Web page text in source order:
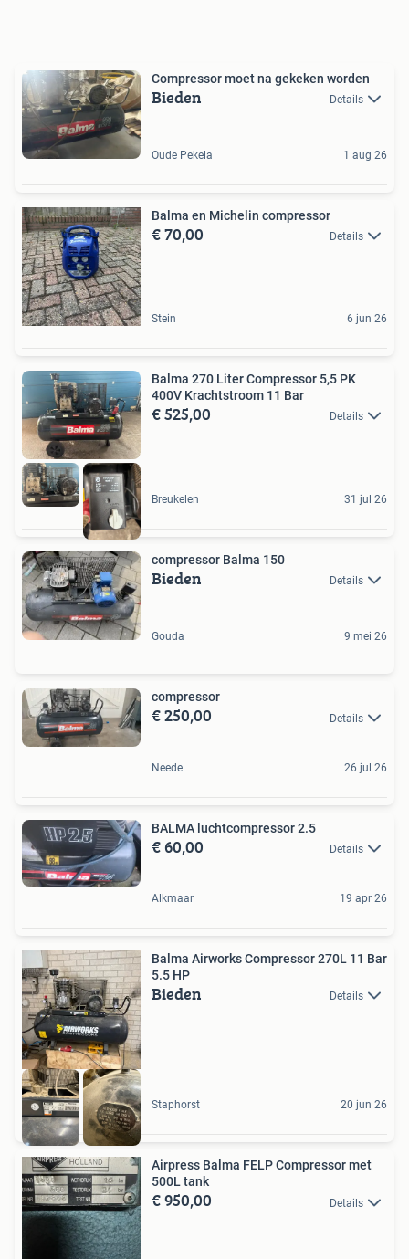
Compressor moet na gekeken worden
Bieden Details
Oude Pekela 1 aug 26
Balma en Michelin compressor
€ 70,00 Details
Stein 6 jun 26
Balma 270 Liter Compressor 5,5 PK
400V Krachtstroom 11 Bar
€ 525,00 Details
Breukelen 31 jul 26
compressor Balma 150
Bieden Details
Gouda 9 mei 26
compressor
€ 250,00 Details
Neede 26 jul 26
BALMA luchtcompressor 2.5
€ 60,00 Details
Alkmaar 19 apr 26
Balma Airworks Compressor 270L 11 Bar
5.5 HP
Bieden Details
Staphorst 20 jun 26
Airpress Balma FELP Compressor met
500L tank
€ 950,00 Details